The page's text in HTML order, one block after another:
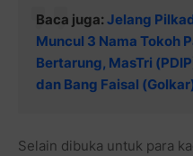
Baca juga: Jelang
Muncul 3 Nama Tokoh
Bertarung, MasTri
dan Bang Faisal
Selain dibuka untuk para